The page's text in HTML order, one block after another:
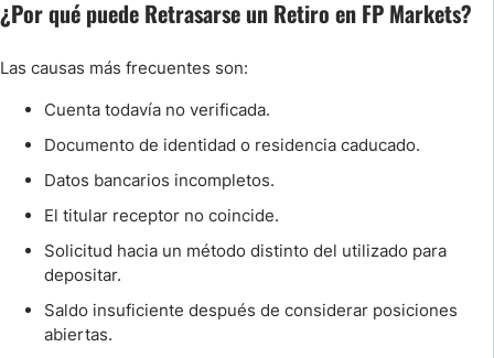
¿Por qué puede Retrasarse un Retiro en FP Markets?
Las causas más frecuentes son:
Cuenta todavía no verificada.
Documento de identidad o residencia caducado.
Datos bancarios incompletos.
El titular receptor no coincide.
Solicitud hacia un método distinto del utilizado para
depositar.
Saldo insuficiente después de considerar posiciones
abiertas.